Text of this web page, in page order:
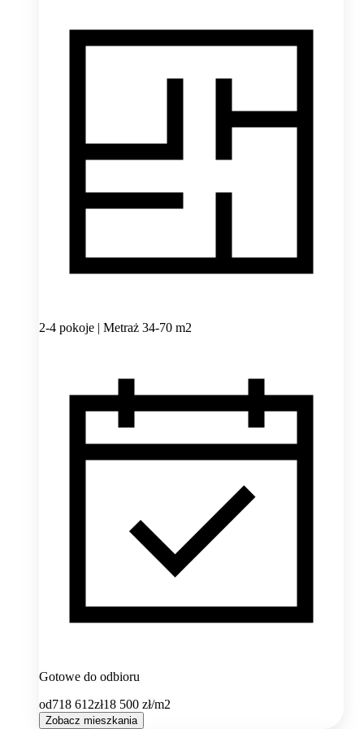
2-4 pokoje | Metraż 34-70 m2
Gotowe do odbioru
od718 612zł18 500 zł/m2
Zobacz mieszkania